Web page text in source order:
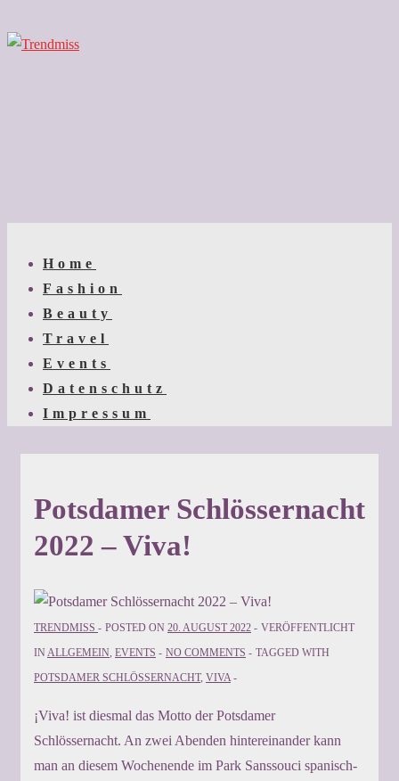
Zum
NavigationHome
Fashion
Beauty
Travel
Events
Datenschutz
Impressum
Potsdamer Schlössernacht
2022 – Viva!
TRENDMISS POSTED ON 20. AUGUST 2022
VERÖFFENTLICHT
IN ALLGEMEIN EVENTS NO COMMENTS
TAGGED WITH
POTSDAMER SCHLÖSSERNACHT, VIVA
¡Viva! ist diesmal das Motto der Potsdamer
Schlössernacht. An zwei Abenden hintereinander kann
man an diesem Wochenende im Park Sanssouci spanisch-